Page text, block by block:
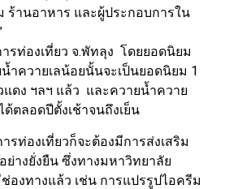
ร้านอาหาร และผู้ประกอบการใน
รท่องเที่ยว จ.พัทลุง โดยยอดนิยม
ำควายเลน้อยนั้นจะเป็นยอดนิยม 1
ดง ฯลฯ แล้ว และควายน้ำควาย
ตลอดปีตั้งเช้าจนถึงเย็น
รท่องเที่ยวก็จะต้องมีการส่งเสริม
ย่างยั่งยืน ซึ่งทางมหาวิทยาลัย
งทางแล้ว เช่น การแปรรูปไอครีม